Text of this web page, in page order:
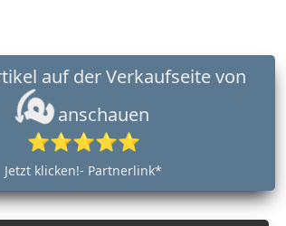
anschauen
⭐⭐⭐⭐⭐
Jetzt klicken!- Partnerlink*